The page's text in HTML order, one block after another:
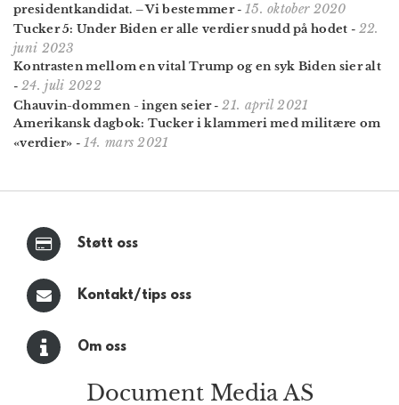
presidentkandidat. – Vi bestemmer- 15. oktober 2020
Tucker 5: Under Biden er alle verdier snudd på hodet - 22.
juni 2023
Kontrasten mellom en vital Trump og en syk Biden sier alt
- 24. juli 2022
Chauvin-dommen - ingen seier-21. april 2021
Amerikansk dagbok: Tucker i klammeri med militære om
«verdier» - 14. mars 2021
Støtt oss
Kontakt/tips oss
Om oss
Document Media AS